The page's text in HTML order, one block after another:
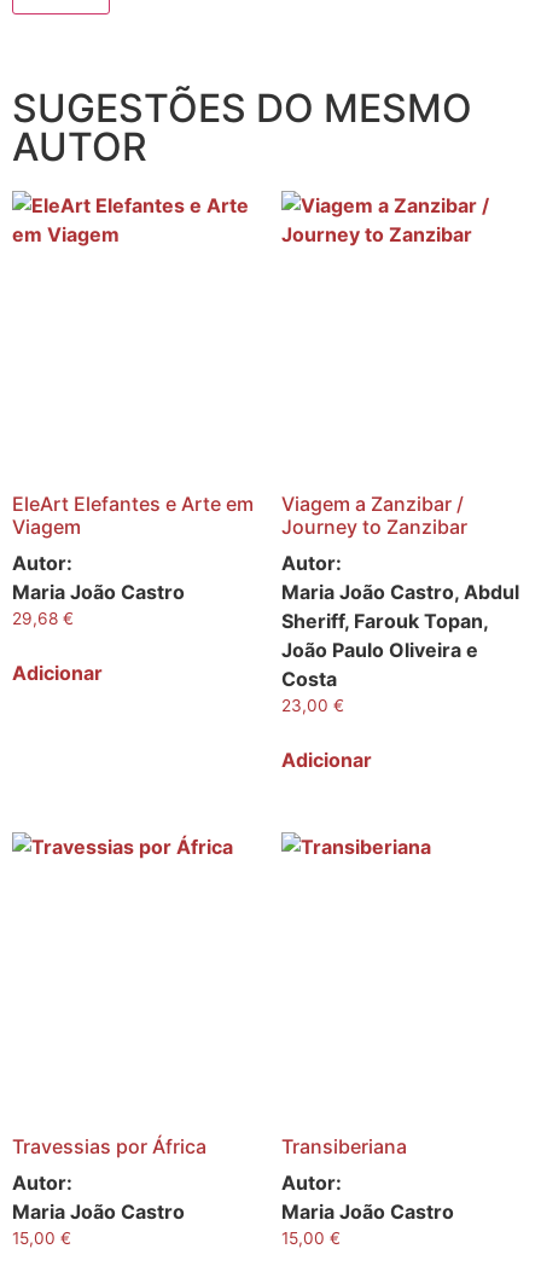
SUGESTÕES DO MESMO
AUTOR
EleArt Elefantes e Arte em
Viagem
Autor:
Maria João Castro
29,68 €
Adicionar
Viagem a Zanzibar /
Journey to Zanzibar
Autor:
Maria João Castro, Abdul
Sheriff, Farouk Topan,
João Paulo Oliveira e
Costa
23,00 €
Adicionar
Travessias por África
Autor:
Maria João Castro
15,00 €
Transiberiana
Autor:
Maria João Castro
15,00 €